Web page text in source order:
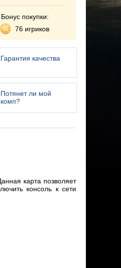
Бонус покупки:
76 игриков
Гарантия качества
Потянет ли мой
комп?
карта позволяeт
консоль к сети